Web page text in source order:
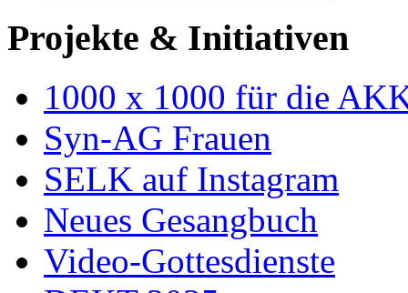
Projekte & Initiativen
1000 x 1000 für die
Syn-AG Frauen
SELK auf Instagram
Neues Gesangbuch
Video-Gottesdienste